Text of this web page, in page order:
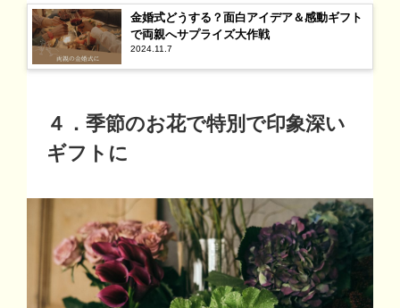
金婚式どうする？面白アイデア＆感動ギフト
で両親へサプライズ大作戦
2024.11.7
４．季節のお花で特別で印象深い
ギフトに